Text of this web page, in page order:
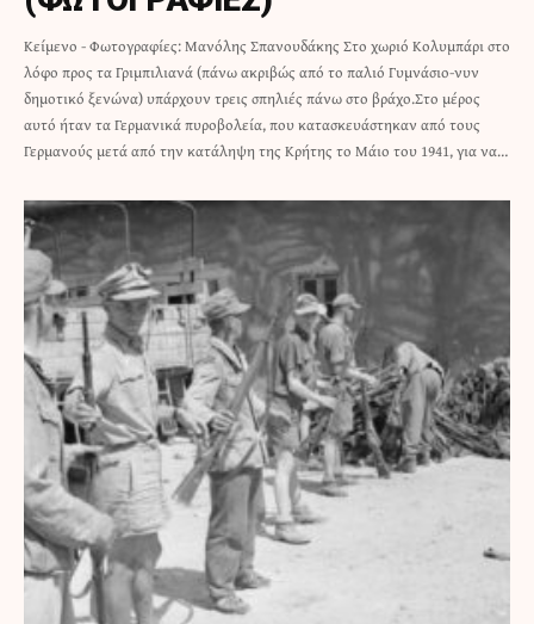
Κείμενο - Φωτογραφίες: Μανόλης Σπανουδάκης Στο χωριό Κολυμπάρι στο
λόφο προς τα Γριμπιλιανά (πάνω ακριβώς από το παλιό Γυμνάσιο-νυν
δημοτικό ξενώνα) υπάρχουν τρεις σπηλιές πάνω στο βράχο.Στο μέρος
αυτό ήταν τα Γερμανικά πυροβολεία, που κατασκευάστηκαν από τους
Γερμανούς μετά από την κατάληψη της Κρήτης το Μάιο του 1941, για να…